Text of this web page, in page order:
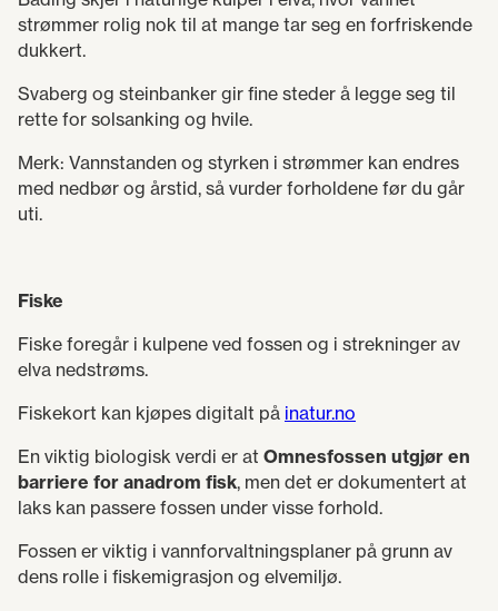
strømmer rolig nok til at mange tar seg en forfriskende
dukkert.
Svaberg og steinbanker gir fine steder å legge seg til
rette for solsanking og hvile.
Merk: Vannstanden og styrken i strømmer kan endres
med nedbør og årstid, så vurder forholdene før du går
uti.
Fiske
Fiske foregår i kulpene ved fossen og i strekninger av
elva nedstrøms.
Fiskekort kan kjøpes digitalt på inatur.no
En viktig biologisk verdi er at Omnesfossen utgjør en
barriere for anadrom fisk, men det er dokumentert at
laks kan passere fossen under visse forhold.
Fossen er viktig i vannforvaltningsplaner på grunn av
dens rolle i fiskemigrasjon og elvemiljø.